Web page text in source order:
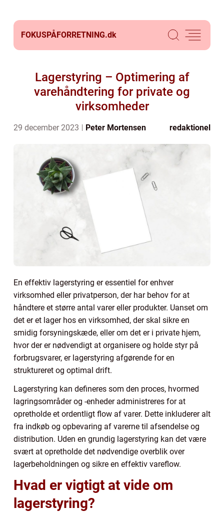
FOKUSPÅFORRETNING.dk
Lagerstyring – Optimering af
varehåndtering for private og
virksomheder
29 december 2023 Peter Mortensen redaktionel
En effektiv lagerstyring er essentiel for enhver
virksomhed eller privatperson, der har behov for at
håndtere et større antal varer eller produkter. Uanset om
det er et lager hos en virksomhed, der skal sikre en
smidig forsyningskæde, eller om det er i private hjem,
hvor der er nødvendigt at organisere og holde styr på
forbrugsvarer, er lagerstyring afgørende for en
struktureret og optimal drift.
Lagerstyring kan defineres som den proces, hvormed
lagringsområder og -enheder administreres for at
opretholde et ordentligt flow af varer. Dette inkluderer alt
fra indkøb og opbevaring af varerne til afsendelse og
distribution. Uden en grundig lagerstyring kan det være
svært at opretholde det nødvendige overblik over
lagerbeholdningen og sikre en effektiv vareflow.
Hvad er vigtigt at vide om
lagerstyring?